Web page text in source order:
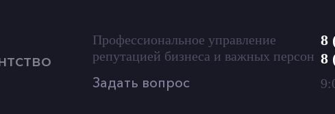
Профессиональное управление
репутацией бизнеса и важных персон
Задать вопрос
8
8